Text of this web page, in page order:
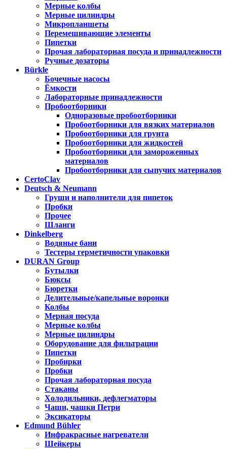
Мерные колбы
Мерные цилиндры
Микропланшеты
Перемешивающие элементы
Пипетки
Прочая лабораторная посуда и принадлежности
Ручные дозаторы
Bürkle
Бочечные насосы
Ёмкости
Лабораторные принадлежности
Пробоотборники
Одноразовые пробоотборники
Пробоотборники для вязких материалов
Пробоотборники для грунта
Пробоотборники для жидкостей
Пробоотборники для замороженных
материалов
Пробоотборники для сыпучих материалов
CertoClav
Deutsch & Neumann
Груши и наполнители для пипеток
Пробки
Прочее
Шланги
Dinkelberg
Водяные бани
Тестеры герметичности упаковки
DURAN Group
Бутылки
Бюксы
Бюретки
Делительные/капельные воронки
Колбы
Мерная посуда
Мерные колбы
Мерные цилиндры
Оборудование для фильтрации
Пипетки
Пробирки
Пробки
Прочая лабораторная посуда
Стаканы
Холодильники, дефлегматоры
Чаши, чашки Петри
Эксикаторы
Edmund Bühler
Инфракрасные нагреватели
Шейкеры